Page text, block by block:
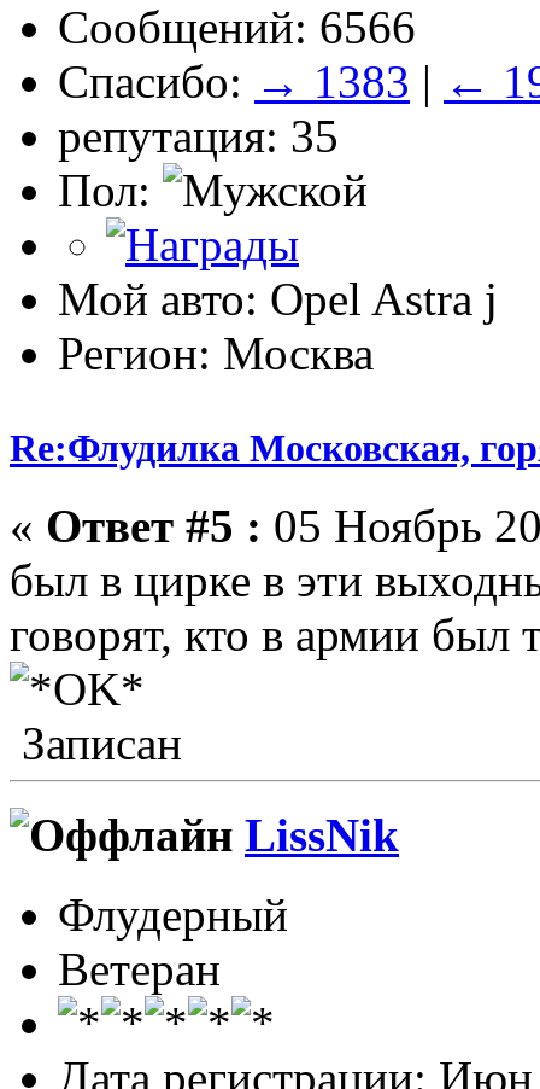
Сообщений: 6566
Спасибо: → 1383 | ←
репутация: 35
Пол:
Мой авто: Opel Astra j
Регион: Москва
Re:Флудилка Московская,
« Ответ #5 : 05 Ноябрь
был в цирке в эти
говорят, кто в армии был
Записан
LissNik
Флудерный
Ветеран
Дата регистрации: